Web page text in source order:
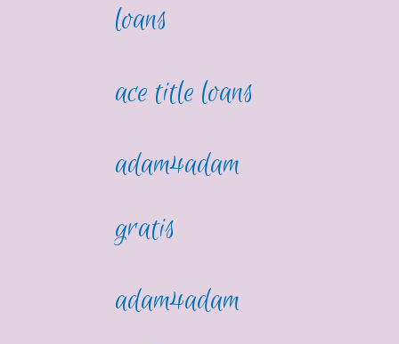
loans
ace title loans
adam4adam
gratis
adam4adam